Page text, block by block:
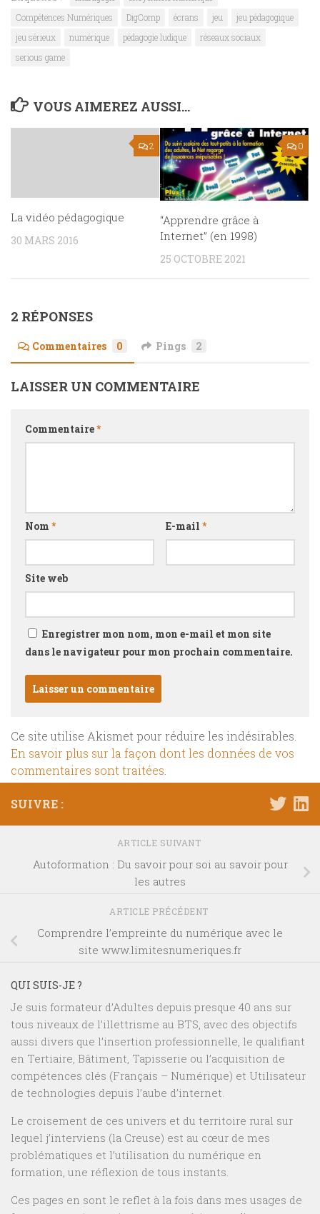
Compétences Numériques
DigComp écrans jeu
jeu pédagogique
jeu sérieux
numérique pédagogie ludique
réseaux sociaux
serious game
VOUS AIMEREZ AUSSI...
2
La vidéo pédagogique
30 MARS 2016
0
“Apprendre grâce à
Internet” (en 1998)
25 OCTOBRE 2021
2 RÉPONSES
Commentaires 0 Pings 2
LAISSER UN COMMENTAIRE
Commentaire*
Nom * E-mail *
Site web
Enregistrer mon nom, mon e-mail et mon site
dans le navigateur pour mon prochain commentaire.
Ce site utilise Akismet pour réduire les indésirables.
En savoir plus sur la façon dont les données de vos
commentaires sont traitées.
SUIVRE :
ARTICLE SUIVANT
Autoformation : Du savoir pour soi au savoir pour
les autres
ARTICLE PRÉCÉDENT
Comprendre l’empreinte du numérique avec le
site www.limitesnumeriques.fr
QUI SUIS-JE ?
Je suis formateur d’Adultes depuis presque 40 ans sur
tous niveaux de l’illettrisme au BTS, avec des objectifs
aussi divers que l’insertion professionnelle, le qualifiant
en Tertiaire, Bâtiment, Tapisserie ou l’acquisition de
compétences clés (Français – Numérique) et Utilisateur
de technologies depuis l’aube d’internet.
Le croisement de ces univers et du territoire rural sur
lequel j’interviens (la Creuse) est au cœur de mes
problématiques et l’utilisation du numérique en
formation, une réflexion de tous instants.
Ces pages en sont le reflet à la fois dans mes usages de